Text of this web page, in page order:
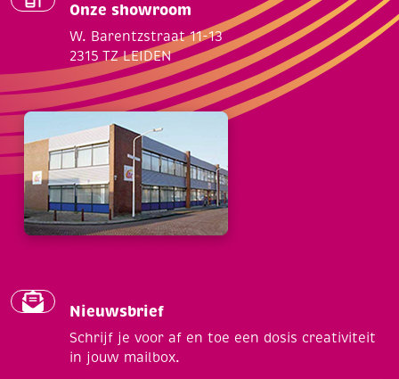
Onze showroom
W. Barentzstraat 11-13
2315 TZ LEIDEN
Nieuwsbrief
Schrijf je voor af en toe een dosis creativiteit
in jouw mailbox.